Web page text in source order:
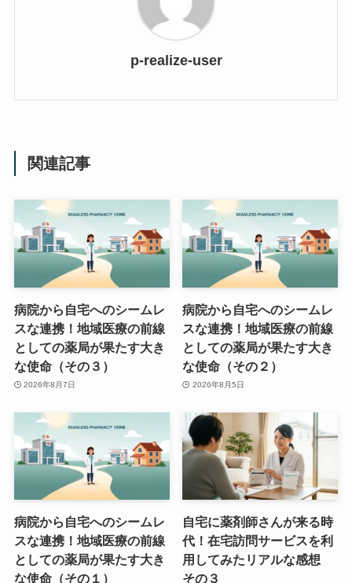
p-realize-user
関連記事
病院から自宅へのシームレ
スな連携！地域医療の前線
としての薬局が果たす大き
な使命（その３）
2026年8月7日
病院から自宅へのシームレ
スな連携！地域医療の前線
としての薬局が果たす大き
な使命（その２）
2026年8月5日
病院から自宅へのシームレ
スな連携！地域医療の前線
としての薬局が果たす大き
な使命（その１）
自宅に薬剤師さんが来る時
代！在宅訪問サービスを利
用してみたリアルな感想
その３